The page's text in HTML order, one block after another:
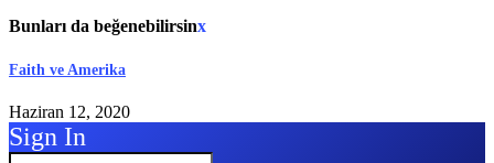
Bunları da beğenebilirsinx
Faith ve Amerika
Haziran 12, 2020
Sign In